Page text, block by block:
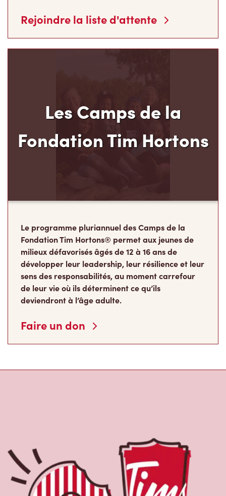
Rejoindre la liste d'attente
Les Camps de la
Fondation Tim Hortons
Le programme pluriannuel des Camps de la
Fondation Tim Hortons® permet aux jeunes de
milieux défavorisés âgés de 12 à 16 ans de
développer leur leadership, leur résilience et leur
sens des responsabilités, au moment carrefour
de leur vie où ils déterminent ce qu’ils
deviendront à l’âge adulte.
Faire un don